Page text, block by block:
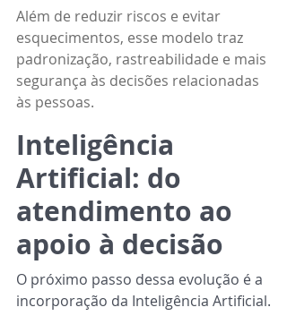
Além de reduzir riscos e evitar
esquecimentos, esse modelo traz
padronização, rastreabilidade e mais
segurança às decisões relacionadas
às pessoas.
Inteligência
Artificial: do
atendimento ao
apoio à decisão
O próximo passo dessa evolução é a
incorporação da Inteligência Artificial.